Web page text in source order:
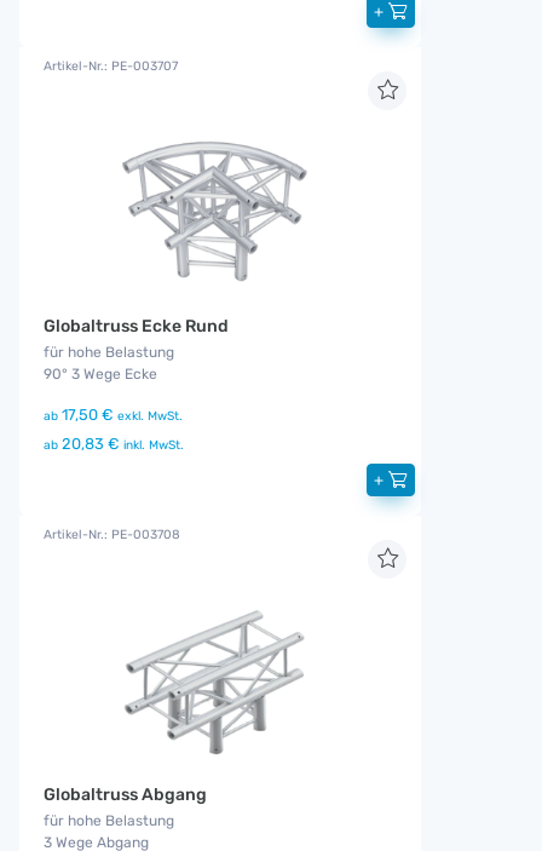
+
Artikel-Nr.: PE-003707
Globaltruss Ecke Rund
für hohe Belastung
90° 3 Wege Ecke
ab 17,50 € exkl. MwSt.
ab 20,83 € inkl. MwSt.
+
Artikel-Nr.: PE-003708
Globaltruss Abgang
für hohe Belastung
3 Wege Abgang